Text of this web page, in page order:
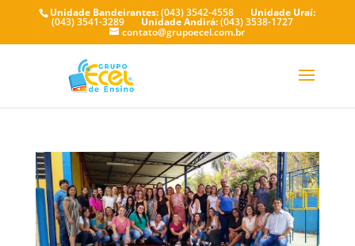
Unidade Bandeirantes:(043) 3542-4558 Unidade Uraí:
(043) 3541-3289 Unidade Andirá:(043) 3538-1727
contato@grupoecel.com.br